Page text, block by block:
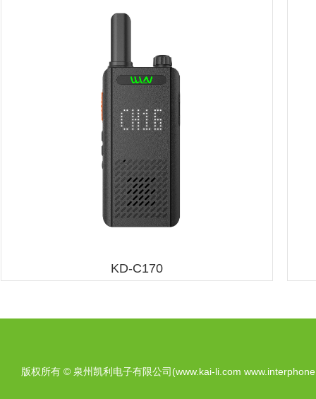
KD-C170
版权所有 © 泉州凯利电子有限公司(www.kai-li.com